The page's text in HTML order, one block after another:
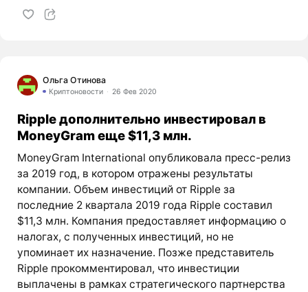
Ольга Отинова
Криптоновости 26 Фев 2020
Ripple дополнительно инвестировал в
MoneyGram еще $11,3 млн.
MoneyGram International опубликовала пресс-релиз
за 2019 год, в котором отражены результаты
компании. Объем инвестиций от Ripple за
последние 2 квартала 2019 года Ripple составил
$11,3 млн. Компания предоставляет информацию о
налогах, с полученных инвестиций, но не
упоминает их назначение. Позже представитель
Ripple прокомментировал, что инвестиции
выплачены в рамках стратегического партнерства